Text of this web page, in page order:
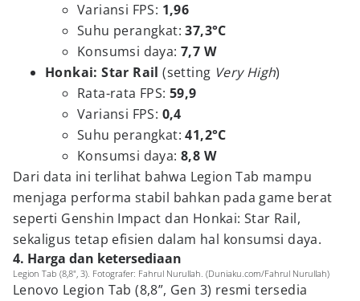
Variansi FPS: 1,96
Suhu perangkat:37,3°C
Konsumsi daya: 7,7 W
Honkai: Star Rail (setting Very High)
Rata-rata FPS: 59,9
Variansi FPS: 0,4
Suhu perangkat:41,2°C
Konsumsi daya: 8,8 W
Dari data ini terlihat bahwa Legion Tab mampu
menjaga performa stabil bahkan pada game berat
seperti Genshin Impact dan Honkai: Star Rail,
sekaligus tetap efisien dalam hal konsumsi daya.
4. Harga dan ketersediaan
Legion Tab (8,8", 3). Fotografer: Fahrul Nurullah. (Duniaku.com/Fahrul Nurullah)
Lenovo Legion Tab (8,8”, Gen 3) resmi tersedia